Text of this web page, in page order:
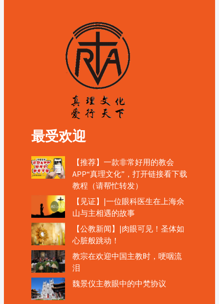
最受欢迎
【推荐】一款非常好用的教会
APP“真理文化”，打开链接看下载
教程（请帮忙转发）
【见证】|一位眼科医生在上海佘
山与主相遇的故事
【公教新闻】|肉眼可见！圣体如
心脏般跳动！
教宗在欢迎中国主教时，哽咽流
泪
魏景仪主教眼中的中梵协议